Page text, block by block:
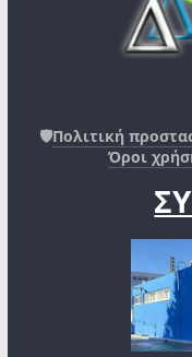
🛡️Πολιτική
Όροι